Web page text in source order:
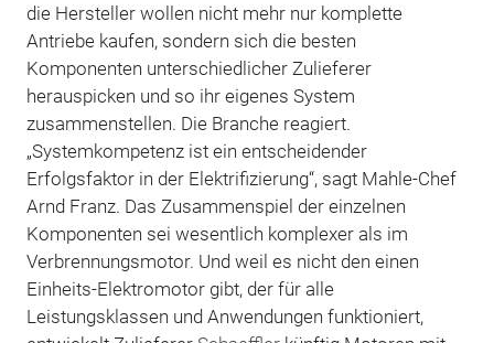
die Hersteller wollen nicht mehr nur komplette
Antriebe kaufen, sondern sich die besten
Komponenten unterschiedlicher Zulieferer
herauspicken und so ihr eigenes System
zusammenstellen. Die Branche reagiert.
„Systemkompetenz ist ein entscheidender
Erfolgsfaktor in der Elektrifizierung“, sagt Mahle-Chef
Arnd Franz. Das Zusammenspiel der einzelnen
Komponenten sei wesentlich komplexer als im
Verbrennungsmotor. Und weil es nicht den einen
Einheits-Elektromotor gibt, der für alle
Leistungsklassen und Anwendungen funktioniert,